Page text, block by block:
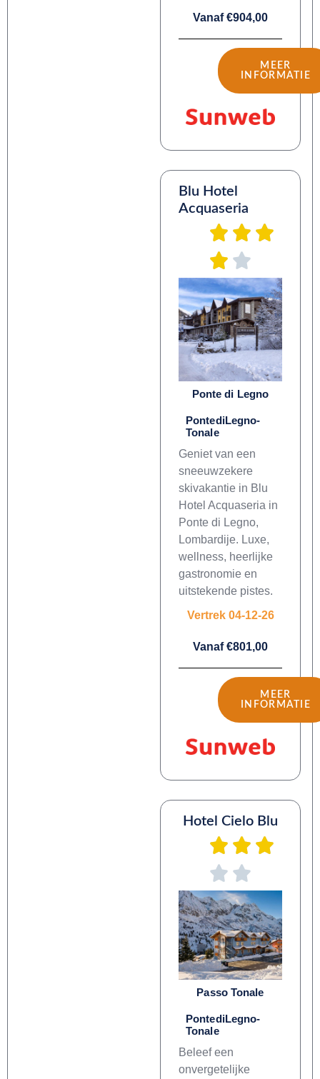
Vanaf €904,00
MEER
INFORMATIE
Blu Hotel
Acquaseria
Ponte di Legno
PontediLegno-
Tonale
Geniet van een
sneeuwzekere
skivakantie in Blu
Hotel Acquaseria in
Ponte di Legno,
Lombardije. Luxe,
wellness, heerlijke
gastronomie en
uitstekende pistes.
Vertrek 04-12-26
Vanaf €801,00
MEER
INFORMATIE
Hotel Cielo Blu
Passo Tonale
PontediLegno-
Tonale
Beleef een
onvergetelijke